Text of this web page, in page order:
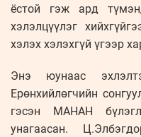
ёстой гэж ард
хэлэлцүүлэг
хэлэх хэлэхгүй үгээр
Энэ юунаас
Ерөнхийлөгчийн
гэсэн МАНАН
унагаасан.